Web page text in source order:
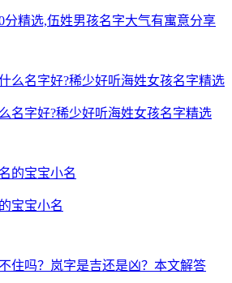
分精选,伍姓男孩名字大气有寓意分享
名字好?稀少好听海姓女孩名字精选
宝宝小名